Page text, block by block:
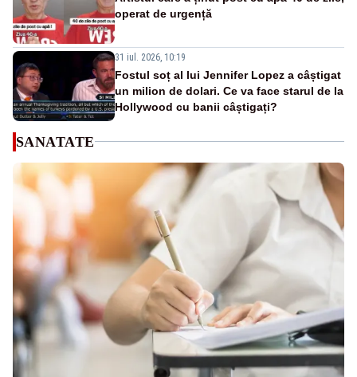
operat de urgență
31 iul. 2026, 10:19
Fostul soț al lui Jennifer Lopez a câștigat
un milion de dolari. Ce va face starul de la
Hollywood cu banii câștigați?
SANATATE